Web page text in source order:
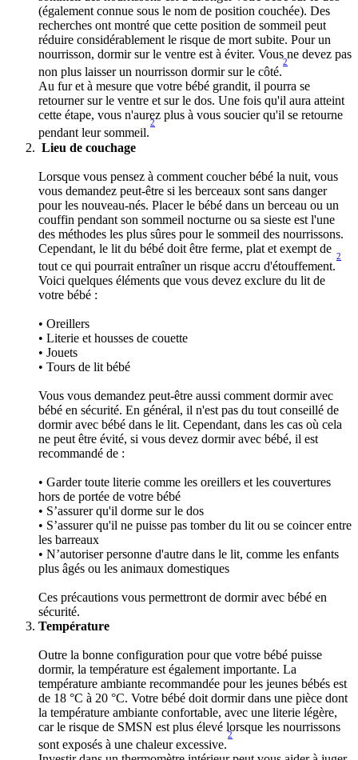
(également connue sous le nom de position couchée). Des
recherches ont montré que cette position de sommeil peut
réduire considérablement le risque de mort subite. Pour un
nourrisson, dormir sur le ventre est à éviter. Vous ne devez pas
non plus laisser un nourrisson dormir sur le côté.
2
Au fur et à mesure que votre bébé grandit, il pourra se
retourner sur le ventre et sur le dos. Une fois qu'il aura atteint
cette étape, vous n'aurez plus à vous soucier qu'il se retourne
pendant leur sommeil.
2
Lieu de couchage
Lorsque vous pensez à comment coucher bébé la nuit, vous
vous demandez peut-être si les berceaux sont sans danger
pour les nouveau-nés. Placer le bébé dans un berceau ou un
couffin pendant son sommeil nocturne ou sa sieste est l'une
des méthodes les plus sûres pour le sommeil des nourrissons.
Cependant, le lit du bébé doit être ferme, plat et exempt de
tout ce qui pourrait entraîner un risque accru d'étouffement.
2
Voici quelques éléments que vous devez exclure du lit de
votre bébé :
• Oreillers
• Literie et housses de couette
• Jouets
• Tours de lit bébé
Vous vous demandez peut-être aussi comment dormir avec
bébé en sécurité. En général, il n'est pas du tout conseillé de
dormir avec bébé dans le lit. Cependant, dans les cas où cela
ne peut être évité, si vous devez dormir avec bébé, il est
recommandé de :
• Garder toute literie comme les oreillers et les couvertures
hors de portée de votre bébé
• S’assurer qu'il dorme sur le dos
• S’assurer qu'il ne puisse pas tomber du lit ou se coincer entre
les barreaux
• N’autoriser personne d'autre dans le lit, comme les enfants
plus âgés ou les animaux domestiques
Ces précautions vous permettront de dormir avec bébé en
sécurité.
Température
Outre la bonne configuration pour que votre bébé puisse
dormir, la température est également importante. La
température ambiante recommandée pour les jeunes bébés est
de 18 °C à 20 °C. Votre bébé doit dormir dans une pièce dont
la température ambiante confortable, avec une literie légère,
car le risque de SMSN est plus élevé lorsque les nourrissons
sont exposés à une chaleur excessive.
2